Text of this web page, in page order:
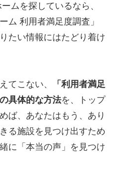
ムを探しているなら、
ム 利用者満足度調査」
たい情報にはたどり着け
てこない、
「利用者満足
具体的な方法を、トップ
ば、あなたはもう、あり
る施設を見つけ出すため
に「本当の声」を見つけ